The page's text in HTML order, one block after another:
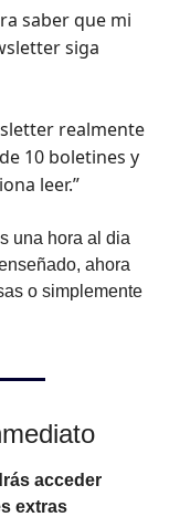
saber que mi
siga
realmente
10 boletines y
leer.”
una hora al dia
ahora
o simplemente
acceder
extras